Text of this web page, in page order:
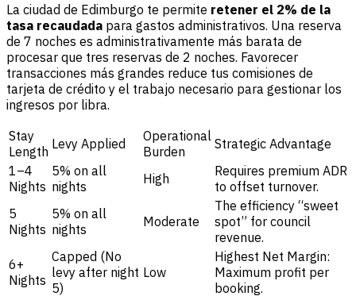
La ciudad de Edimburgo te permite retener el 2% de la
tasa recaudada para gastos administrativos. Una reserva
de 7 noches es administrativamente más barata de
procesar que tres reservas de 2 noches. Favorecer
transacciones más grandes reduce tus comisiones de
tarjeta de crédito y el trabajo necesario para gestionar los
ingresos por libra.
Stay
Length Levy Applied
Operational
Burden
Strategic Advantage
1–4
Nights
5% on all
nights
High
Requires premium ADR
to offset turnover.
5
Nights
5% on all
nights
Moderate
The efficiency “sweet
spot” for council
revenue.
6+
Nights
Capped (No
levy after night
5)
Low
Highest Net Margin:
Maximum profit per
booking.